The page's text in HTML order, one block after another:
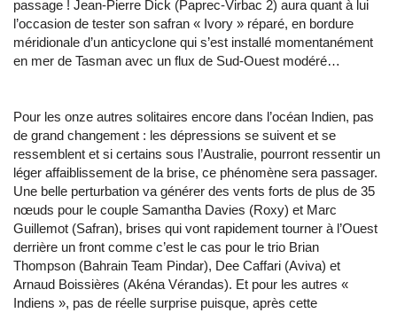
passage ! Jean-Pierre Dick (Paprec-Virbac 2) aura quant à lui
l’occasion de tester son safran « Ivory » réparé, en bordure
méridionale d’un anticyclone qui s’est installé momentanément
en mer de Tasman avec un flux de Sud-Ouest modéré…
Pour les onze autres solitaires encore dans l’océan Indien, pas
de grand changement : les dépressions se suivent et se
ressemblent et si certains sous l’Australie, pourront ressentir un
léger affaiblissement de la brise, ce phénomène sera passager.
Une belle perturbation va générer des vents forts de plus de 35
nœuds pour le couple Samantha Davies (Roxy) et Marc
Guillemot (Safran), brises qui vont rapidement tourner à l’Ouest
derrière un front comme c’est le cas pour le trio Brian
Thompson (Bahrain Team Pindar), Dee Caffari (Aviva) et
Arnaud Boissières (Akéna Vérandas). Et pour les autres «
Indiens », pas de réelle surprise puisque, après cette